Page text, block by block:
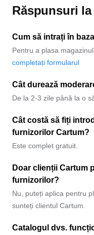
Răspunsuri
Cum să intrați în
Pentru a plasa
completați formularul
Cât durează
De la 2-3 zile până la o
Cât costă să fiți
furnizorilor Cartum?
Este complet gratuit.
Doar clienții Cartum
furnizorilor?
Nu, puteți aplica pentru
sunteți clientul Cartum.
Catalogul dvs.